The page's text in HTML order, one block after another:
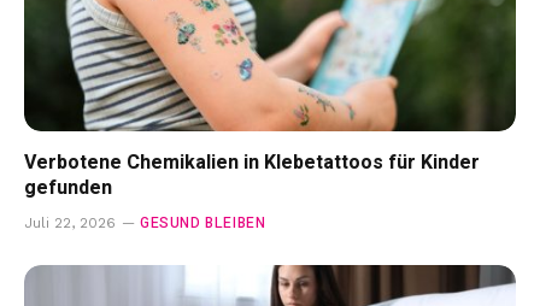
Verbotene Chemikalien in Klebetattoos für Kinder
gefunden
Juli 22, 2026 GESUND BLEIBEN